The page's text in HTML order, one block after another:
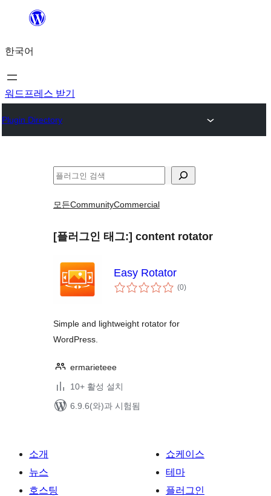
츠
로
바
가
한국어
워드프레스 받기
Plugin Directory
검
모든CommunityCommercial
[플러그인 태그:] content rotator
Easy Rotator
(0전
체)
Simple and lightweight rotator for
WordPress.
ermarieteee
10+ 활성 설치
6.9.6(와)과 시험됨
소개
뉴스
호스팅
쇼케이스
테마
플러그인